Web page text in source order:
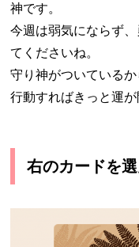
神です。
今週は弱気にならず
てくださいね。
守り神がついているか
行動すればきっと運が
右のカードを